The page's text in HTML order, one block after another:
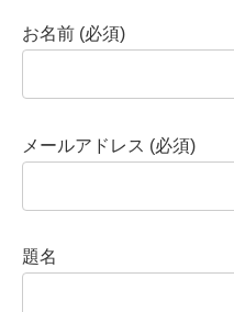
お名前 (必須)
メールアドレス (必須)
題名